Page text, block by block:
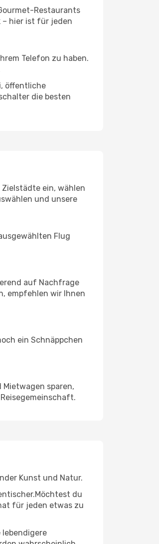
Restaurants
– hier ist für jeden
Telefon zu haben.
öffentliche
die besten
ein, wählen
und unsere
Flug
auf Nachfrage
empfehlen wir Ihnen
ein Schnäppchen
sparen,
Kunst und Natur.
du
für jeden etwas zu